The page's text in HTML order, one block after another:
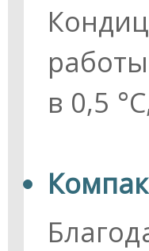
в 0,5